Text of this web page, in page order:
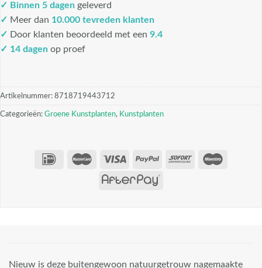
✓ Binnen 5 dagen geleverd
✓ Meer dan 10.000 tevreden klanten
✓ Door klanten beoordeeld met een 9.4
✓ 14 dagen op proef
Artikelnummer: 8718719443712
Categorieën: Groene Kunstplanten, Kunstplanten
Nieuw is deze buitengewoon natuurgetrouw nagemaakte